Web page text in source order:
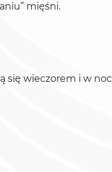
mięśni.
się wieczorem i w